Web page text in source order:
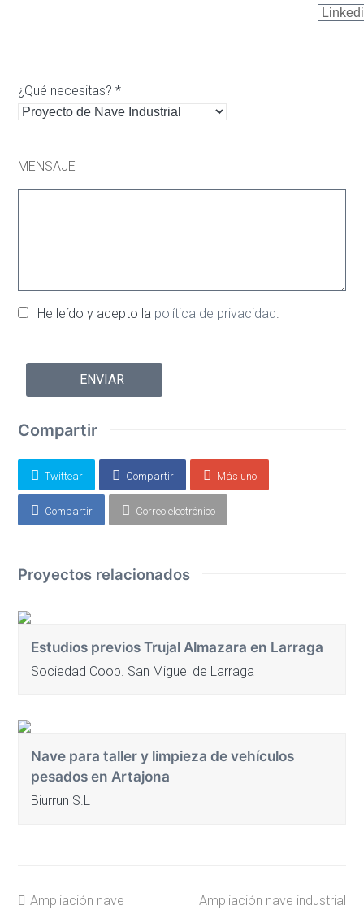
¿Qué necesitas? *
MENSAJE
He leído y acepto la política de privacidad
favor,
campo
Compartir
Twittear Compartir Más uno
Compartir Correo electrónico
Proyectos relacionados
Estudios previos Trujal Almazara en Larraga
Sociedad Coop. San Miguel de Larraga
Nave para taller y limpieza de vehículos
pesados en Artajona
Biurrun S.L
previous
Ampliación nave
next
Ampliación nave industrial